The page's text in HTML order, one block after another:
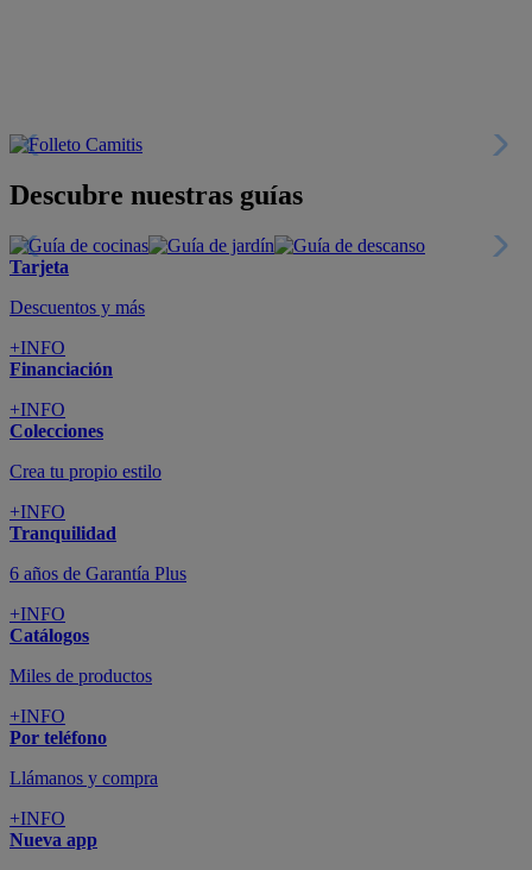
Descubre nuestras guías
Tarjeta
Descuentos y más
+INFO
Financiación
+INFO
Colecciones
Crea tu propio estilo
+INFO
Tranquilidad
6 años de Garantía Plus
+INFO
Catálogos
Miles de productos
+INFO
Por teléfono
Llámanos y compra
+INFO
Nueva app